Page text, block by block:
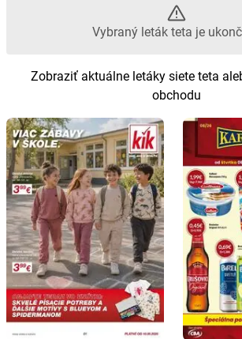
Vybraný leták teta je
Zobraziť aktuálne letáky siete teta
obchodu